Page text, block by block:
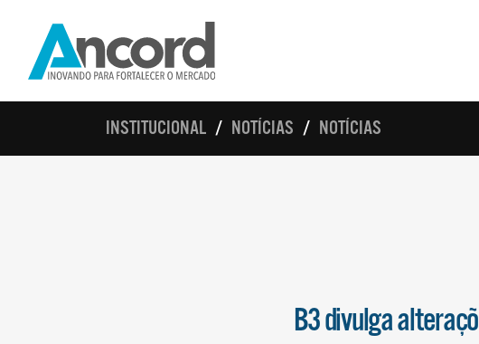
INSTITUCIONAL NOTÍCIAS NOTÍCIAS
B3 divulga